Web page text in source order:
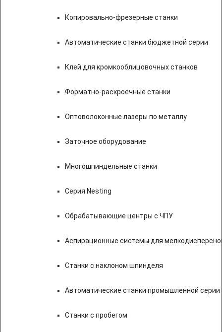
Копировально-фрезерные станки
Автоматические станки бюджетной серии
Клей для кромкооблицовочных станков
Форматно-раскроечные станки
Оптоволоконные лазеры по металлу
Заточное оборудование
Многошпиндельные станки
Серия Nesting
Обрабатывающие центры с ЧПУ
Аспирационные системы для
Станки с наклоном шпинделя
Автоматические станки промышленной серии
Станки с пробегом